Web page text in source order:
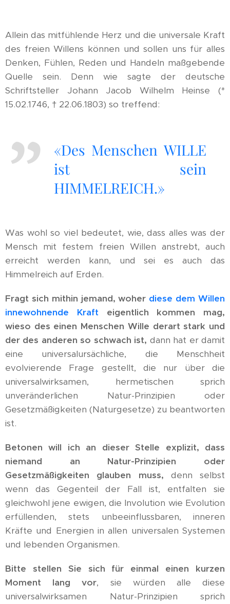
Allein das mitfühlende Herz und die universale Kraft
des freien Willens können und sollen uns für alles
Denken, Fühlen, Reden und Handeln maßgebende
Quelle sein. Denn wie sagte der deutsche
Schriftsteller Johann Jacob Wilhelm Heinse (*
15.02.1746, † 22.06.1803) so treffend:
«Des Menschen WILLE
ist sein
HIMMELREICH.»
Was wohl so viel bedeutet, wie, dass alles was der
Mensch mit festem freien Willen anstrebt, auch
erreicht werden kann, und sei es auch das
Himmelreich auf Erden.
Fragt sich mithin jemand, woher diese dem Willen
innewohnende Krafteigentlich kommen mag,
wieso des einen Menschen Wille derart stark und
der des anderen so schwach ist, dann hat er damit
eine universalursächliche, die Menschheit
evolvierende Frage gestellt, die nur über die
universalwirksamen, hermetischen sprich
unveränderlichen Natur-Prinzipien oder
Gesetzmäßigkeiten (Naturgesetze) zu beantworten
ist.
Betonen will ich an dieser Stelle explizit, dass
niemand an Natur-Prinzipien oder
Gesetzmäßigkeiten glauben muss, denn selbst
wenn das Gegenteil der Fall ist, entfalten sie
gleichwohl jene ewigen, die Involution wie Evolution
erfüllenden, stets unbeeinflussbaren, inneren
Kräfte und Energien in allen universalen Systemen
und lebenden Organismen.
Bitte stellen Sie sich für einmal einen kurzen
Moment lang vor, sie würden alle diese
universalwirksamen Natur-Prinzipien sprich